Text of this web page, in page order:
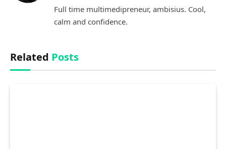
Full time multimedipreneur, ambisius. Cool,
calm and confidence.
Related Posts